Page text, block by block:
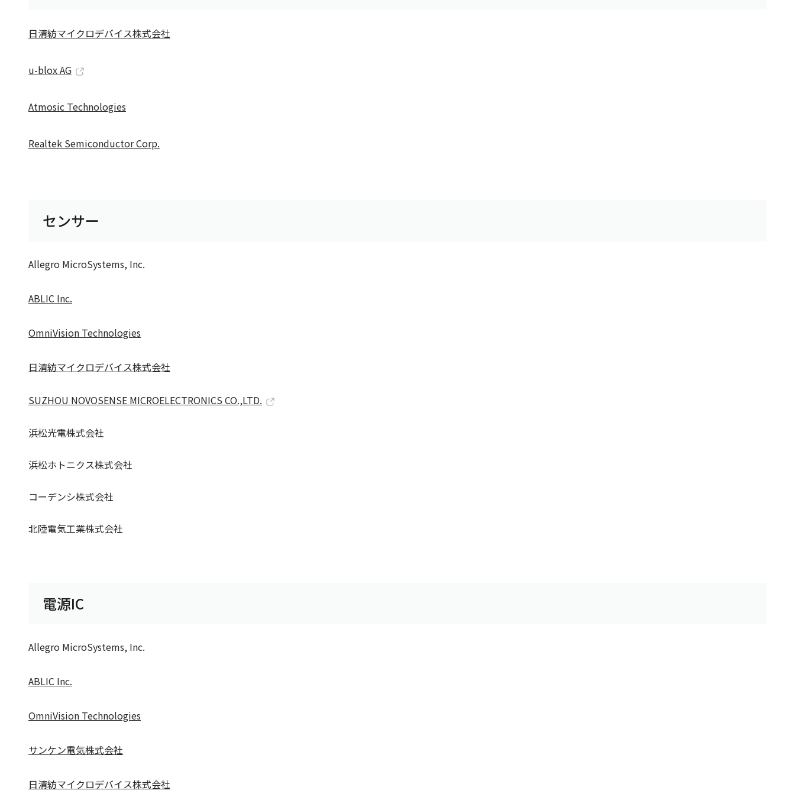
日清紡マイクロデバイス株式会社
u-blox AG
Atmosic Technologies
Realtek Semiconductor Corp.
センサー
Allegro MicroSystems, Inc.
ABLIC Inc.
OmniVision Technologies
日清紡マイクロデバイス株式会社
SUZHOU NOVOSENSE MICROELECTRONICS CO.,LTD.
浜松光電株式会社
浜松ホトニクス株式会社
コーデンシ株式会社
北陸電気工業株式会社
電源IC
Allegro MicroSystems, Inc.
ABLIC Inc.
OmniVision Technologies
サンケン電気株式会社
日清紡マイクロデバイス株式会社